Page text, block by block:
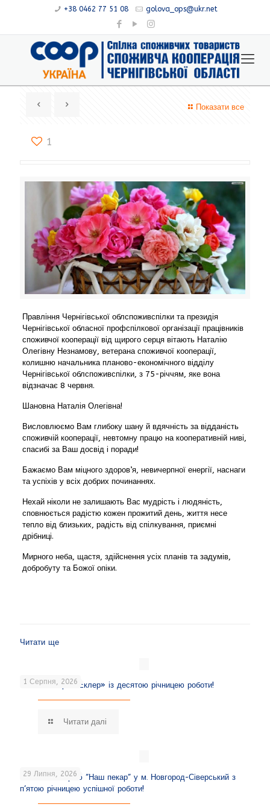
+38 0462 77 51 08 golova_ops@ukr.net
Показати все
1
Правління Чернігівської облспоживспілки та президія
Чернігівської обласної профспілкової організації працівників
споживчої кооперації від щирого серця вітають Наталію
Олегівну Незнамову, ветерана споживчої кооперації,
колишню начальника планово-економічного відділу
Чернігівської облспоживспілки, з 75-річчям, яке вона
відзначає 8 червня.
Шановна Наталія Олегівна!
Висловлюємо Вам глибоку шану й вдячність за відданість
споживчій кооперації, невтомну працю на кооперативній ниві,
спасибі за Ваш досвід і поради!
Бажаємо Вам міцного здоров’я, невичерпної енергії, наснаги
та успіхів у всіх добрих починаннях.
Нехай ніколи не залишають Вас мудрість і людяність,
сповнюється радістю кожен прожитий день, життя несе
тепло від близьких, радість від спілкування, приємні
дрібниці.
Мирного неба, щастя, здійснення усіх планів та задумів,
добробуту та Божої опіки.
Читати ще
1 Серпня, 2026
Вітаємо кафе «Еклер» із десятою річницею роботи!
Читати далі
29 Липня, 2026
Вітаємо пекарню “Наш пекар” у м. Новгород-Сіверський з
п’ятою річницею успішної роботи!